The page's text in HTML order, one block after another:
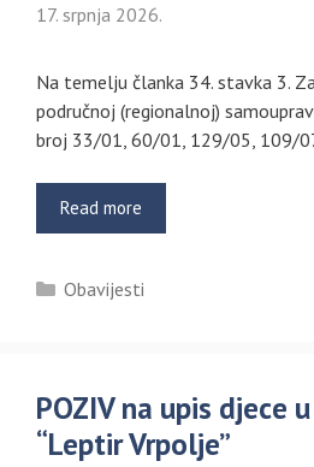
17. srpnja 2026.
Na temelju članka 34. stavka 3.
područnoj (regionalnoj)
broj 33/01, 60/01, 129/05, 109/
Read more
Kategorije
Obavijesti
POZIV na upis djece
“Leptir Vrpolje”